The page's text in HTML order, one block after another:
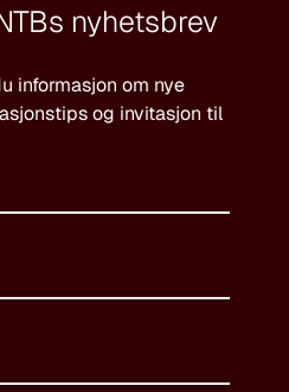
nyhetsbrev
informasjon om nye
og invitasjon til